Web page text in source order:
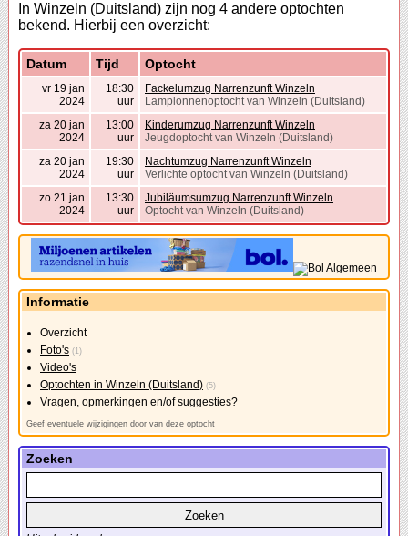
In Winzeln (Duitsland) zijn nog 4 andere optochten
bekend. Hierbij een overzicht:
Datum Tijd Optocht
vr 19 jan
2024
18:30
uur
Fackelumzug Narrenzunft Winzeln
Lampionnenoptocht van Winzeln (Duitsland)
za 20 jan
2024
13:00
uur
Kinderumzug Narrenzunft Winzeln
Jeugdoptocht van Winzeln (Duitsland)
za 20 jan
2024
19:30
uur
Nachtumzug Narrenzunft Winzeln
Verlichte optocht van Winzeln (Duitsland)
zo 21 jan
2024
13:30
uur
Jubiläumsumzug Narrenzunft Winzeln
Optocht van Winzeln (Duitsland)
Informatie
Overzicht
Foto's (1)
Video's
Optochten in Winzeln (Duitsland) (5)
Vragen, opmerkingen en/of suggesties?
Geef eventuele wijzigingen door van deze optocht
Zoeken